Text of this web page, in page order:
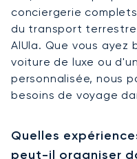
conciergerie
du transport
AlUla. Que vous ayez
voiture de luxe ou
personnalisée, nous
besoins de voyage
Quelles
peut-il organiser